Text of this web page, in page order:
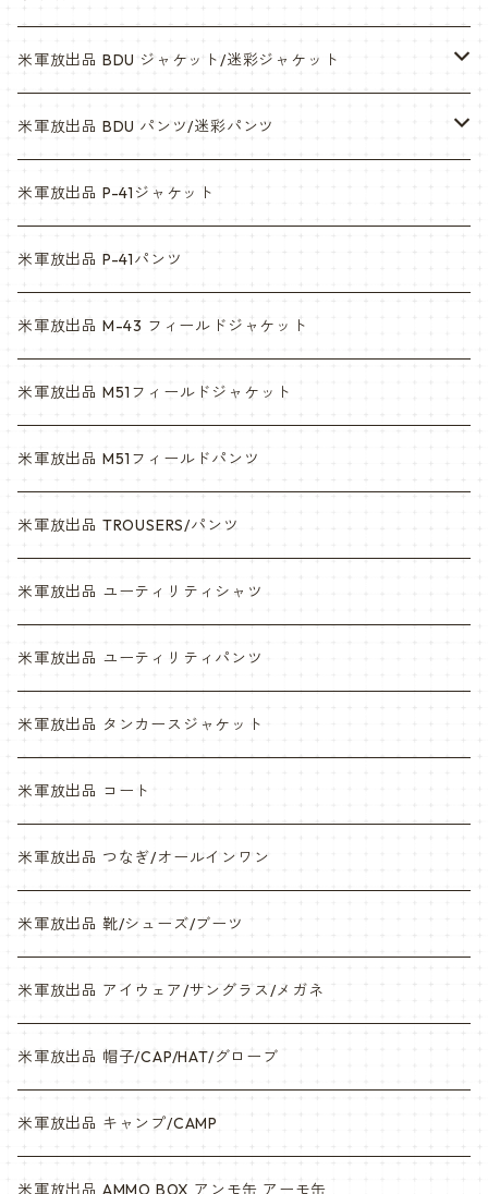
米軍放出品 BDU ジャケット/迷彩ジャケット
ウッドランド
ACU
マルチカム
3c
6c
デザート
デザートマーパット
ABU
NWU
米軍放出品 BDU パンツ/迷彩パンツ
ウッドランド
ACU
マルチカム
3c
6c
デザート
デザートマーパット
ABU
NWU
米軍放出品 P-41ジャケット
米軍放出品 P-41パンツ
米軍放出品 M-43 フィールドジャケット
米軍放出品 M51フィールドジャケット
米軍放出品 M51フィールドパンツ
米軍放出品 TROUSERS/パンツ
米軍放出品 ユーティリティシャツ
米軍放出品 ユーティリティパンツ
米軍放出品 タンカースジャケット
米軍放出品 コート
米軍放出品 つなぎ/オールインワン
米軍放出品 靴/シューズ/ブーツ
米軍放出品 アイウェア/サングラス/メガネ
米軍放出品 帽子/CAP/HAT/グローブ
米軍放出品 キャンプ/CAMP
米軍放出品 AMMO BOX アンモ缶 アーモ缶